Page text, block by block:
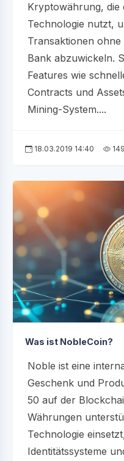
Kryptowährung, die
Technologie nutzt,
Transaktionen
Bank abzuwickeln.
Features wie
Contracts und
Mining-System....
18.03.2019 14:40
Was ist NobleCoin?
Noble ist eine
Geschenk und
50 auf der
Währungen
Technologie
Identitätssysteme